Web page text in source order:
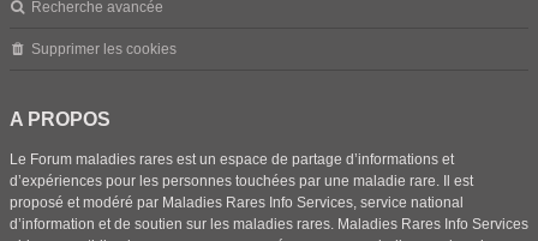
Recherche avancée
Supprimer les cookies
A PROPOS
Le Forum maladies rares est un espace de partage d’informations et
d’expériences pour les personnes touchées par une maladie rare. Il est
proposé et modéré par Maladies Rares Info Services, service national
d’information et de soutien sur les maladies rares. Maladies Rares Info Services